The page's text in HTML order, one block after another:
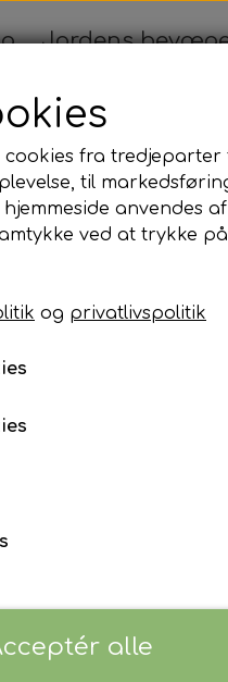
Jordens
Krystaller
til
Ydelse
Vejledning og
fra tredjeparter
til
anvendes
ved at trykke
og privatlivspolitik
alle